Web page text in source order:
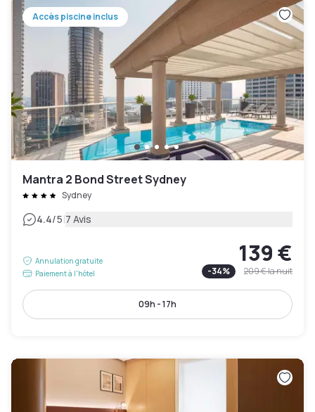
Accès piscine inclus
Mantra 2 Bond Street Sydney
Sydney
4.4/5|7 Avis
Annulation gratuite
Paiement à l'hôtel
139 €
-34% 209 €la nuit
09h - 17h